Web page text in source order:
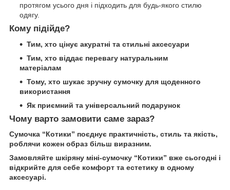
протягом усього дня і підходить для будь-якого стилю
одягу.
Кому підійде?
Тим, хто цінує акуратні та стильні аксесуари
Тим, хто віддає перевагу натуральним
матеріалам
Тому, хто шукає зручну сумочку для щоденного
використання
Як приємний та універсальний подарунок
Чому варто замовити саме зараз?
Сумочка “Котики” поєднує практичність, стиль та якість,
роблячи кожен образ більш виразним.
Замовляйте шкіряну міні-сумочку “Котики” вже сьогодні і
відкрийте для себе комфорт та естетику в одному
аксесуарі.